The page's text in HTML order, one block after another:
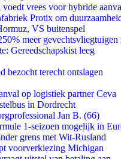
vrees voor hybride
Protix om
VS buitenspel
meer gevechtsvliegtuigen
Gereedschapskist leeg
bezocht terecht ontslagen
op logistiek partner Ceva
in Dordrecht
Jan B. (66)
1-seizoen mogelijk in
grens met Wit-Rusland
voorverkiezing Michigan